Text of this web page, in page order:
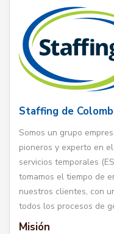
Staffing de
Somos un grupo
pioneros y experto en
servicios temporales
tomamos el tiempo de
nuestros clientes, con
todos los procesos de
Misión